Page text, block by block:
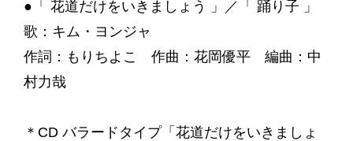
●「 花道だけをいきましょう 」／「 踊り子 」
歌：キム・ヨンジャ
作詞：もりちよこ 作曲：花岡優平 編曲：中
村力哉
＊CD バラードタイプ「花道だけをいきましょ